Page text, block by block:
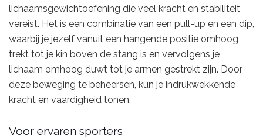
lichaamsgewichtoefening die veel kracht en stabiliteit
vereist. Het is een combinatie van een pull-up en een dip,
waarbij je jezelf vanuit een hangende positie omhoog
trekt tot je kin boven de stang is en vervolgens je
lichaam omhoog duwt tot je armen gestrekt zijn. Door
deze beweging te beheersen, kun je indrukwekkende
kracht en vaardigheid tonen.
Voor ervaren sporters